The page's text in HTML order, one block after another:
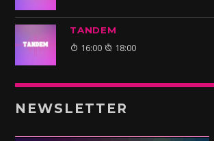
TANDEM
16:00 18:00
NEWSLETTER